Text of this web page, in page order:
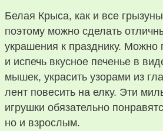
Белая Крыса, как и все
поэтому можно сделать
украшения к празднику. Можно
и испечь вкусное печенье в
мышек, украсить узорами из
лент повесить на елку. Эти
игрушки обязательно
но и взрослым.